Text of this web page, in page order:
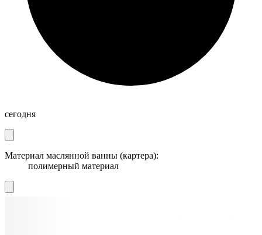
сегодня
Материал маслянной ванны (картера):
полимерный материал